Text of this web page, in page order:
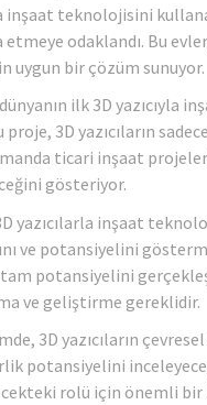
inşaat teknolojisini
odaklandı. Bu
uygun bir çözüm sunuyor.
ilk 3D yazıcıyla
proje, 3D yazıcıların
ticari inşaat
gösteriyor.
yazıcılarla inşaat
ve potansiyelini
potansiyelini
ve geliştirme gereklidir.
3D yazıcıların
potansiyelini
rolü için önemli